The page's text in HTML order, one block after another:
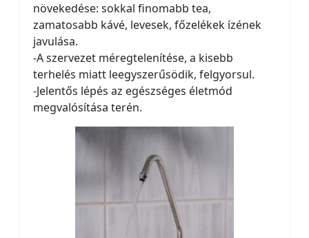
növekedése: sokkal finomabb tea,
zamatosabb kávé, levesek, főzelékek ízének
javulása.
-A szervezet méregtelenítése, a kisebb
terhelés miatt leegyszerűsödik, felgyorsul.
-Jelentős lépés az egészséges életmód
megvalósítása terén.